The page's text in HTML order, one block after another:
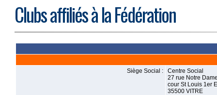
Clubs affiliés à la Fédération
Siège Social :
Centre Social
27 rue Notre
cour St Louis 1er
35500 VITRE